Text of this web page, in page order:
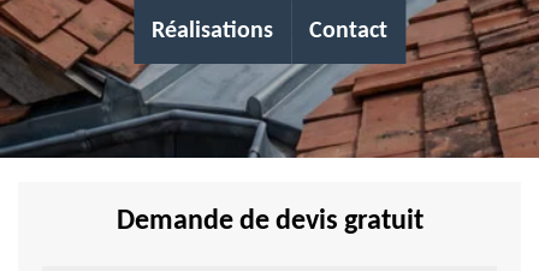
Réalisations Contact
Demande de devis gratuit